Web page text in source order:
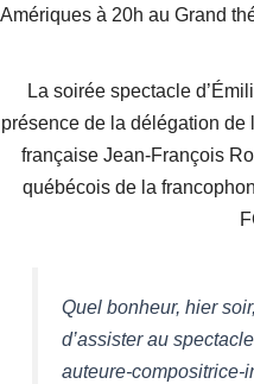
Amériques à 20h au Grand
La soirée spectacle
présence de la délégation
française Jean-François
québécois de la
Quel bonheur, hier
d’assister au
auteure-compositrice-